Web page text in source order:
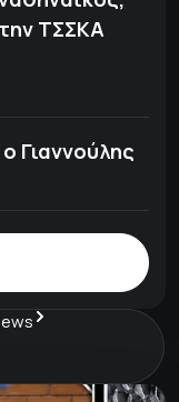
ΤΣΣΚΑ
Γιαννούλης